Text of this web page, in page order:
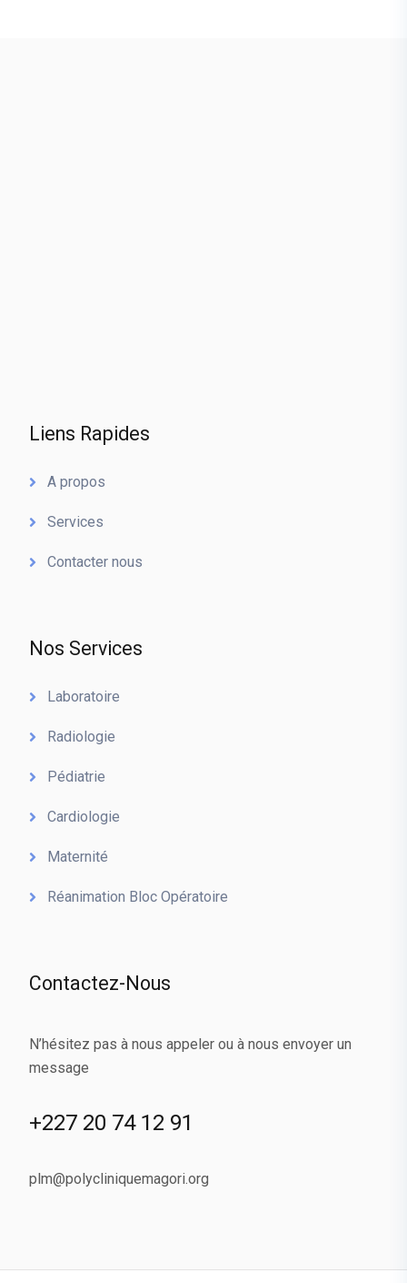
Liens Rapides
A propos
Services
Contacter nous
Nos Services
Laboratoire
Radiologie
Pédiatrie
Cardiologie
Maternité
Réanimation Bloc Opératoire
Contactez-Nous
N’hésitez pas à nous appeler ou à nous envoyer un
message
+227 20 74 12 91
plm@polycliniquemagori.org